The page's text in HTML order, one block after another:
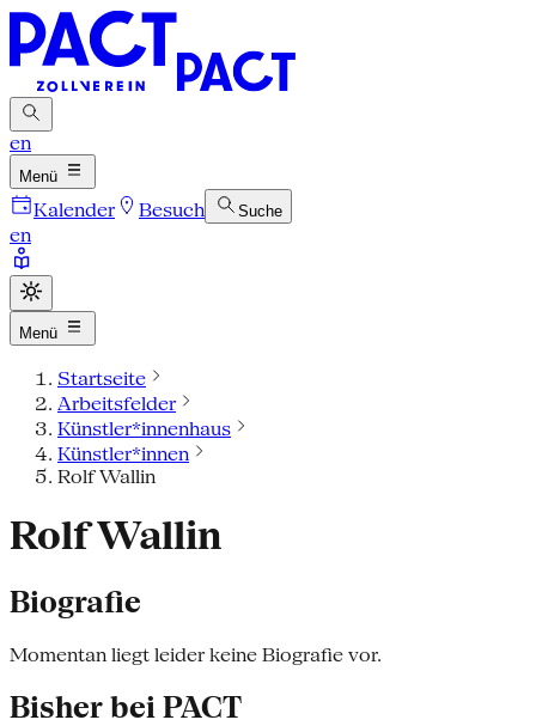
en
Menü
Kalender Besuch Suche
en
Menü
Startseite
Arbeitsfelder
Künstler*innenhaus
Künstler*innen
Rolf Wallin
Rolf Wallin
Biografie
Momentan liegt leider keine Biografie vor.
Bisher bei PACT